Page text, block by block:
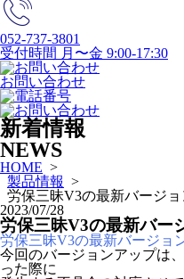
052-737-3801
受付時間 月〜金 9:00-17:30
お問い合わせ
新着情報
NEWS
HOME >
製品情報 >
労保三昧V3の最新バージ
2023/07/28
労保三昧V3の最新バー
労保三昧V3の最新バージョ
今回のバージョンアップは
った際に